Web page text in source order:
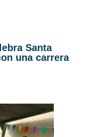
Santa
una carrera